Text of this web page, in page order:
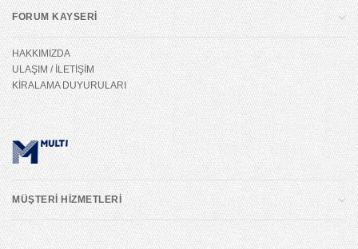
FORUM KAYSERİ
HAKKIMIZDA
ULAŞIM / İLETİŞİM
KİRALAMA DUYURULARI
MÜŞTERİ HİZMETLERİ